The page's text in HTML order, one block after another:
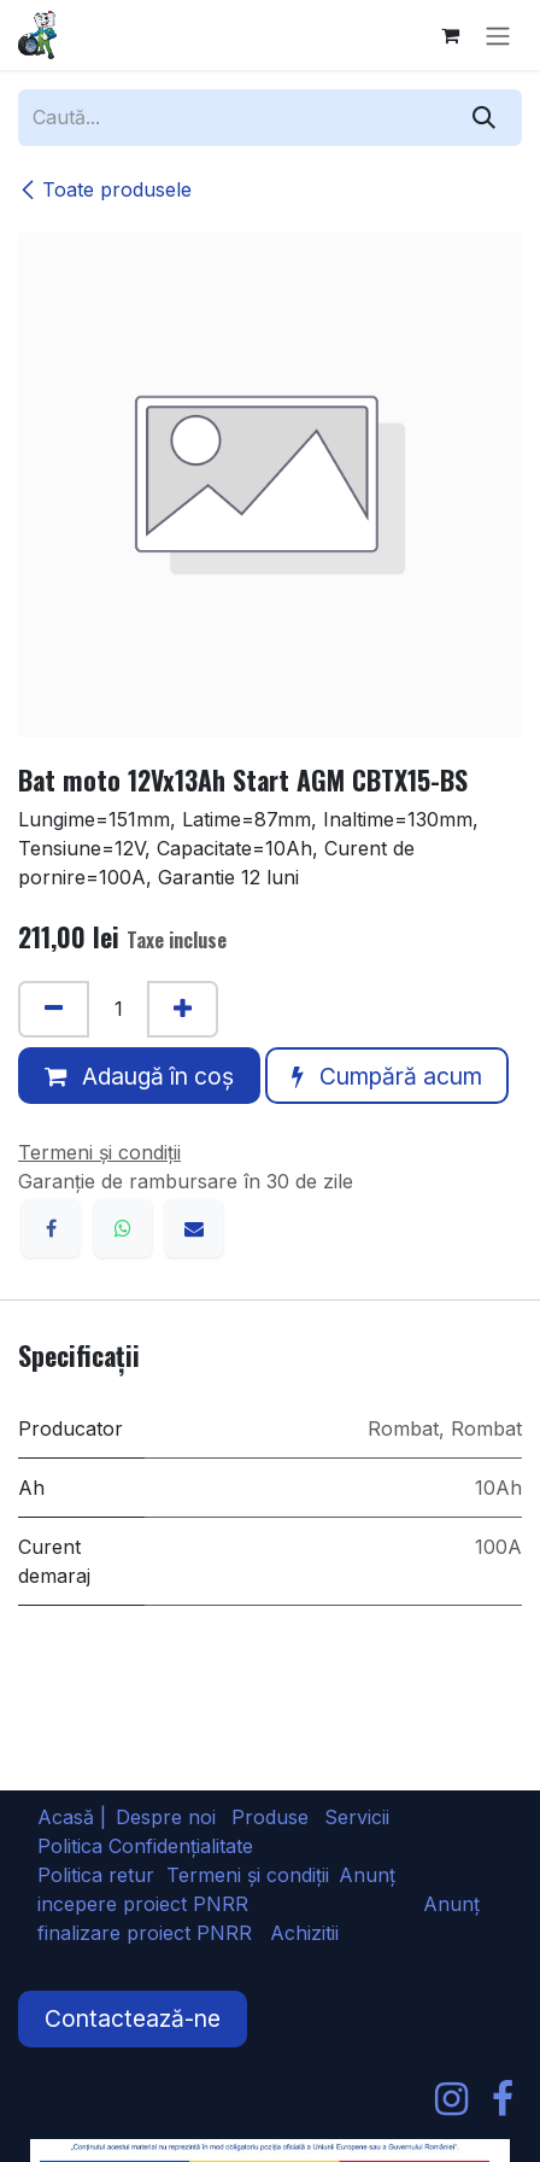
Sari la conținut
Toate produsele
Bat moto 12Vx13Ah Start AGM CBTX15-BS
Lungime=151mm, Latime=87mm, Inaltime=130mm,
Tensiune=12V, Capacitate=10Ah, Curent de
pornire=100A, Garantie 12 luni
211,00 lei Taxe incluse
Adaugă în coș Cumpără acum
Termeni și condiții
Garanție de rambursare în 30 de zile
Specificații
Producator Rombat, Rombat
Ah 10Ah
Curent
demaraj
100A
Acasă | Despre noi Produse
Servicii
Politica Confidențialitate
Politica retur Termeni și condiții Anunț
incepere proiect PNRR
Anunț
finalizare proiect PNRR Achizitii
Contactează-ne